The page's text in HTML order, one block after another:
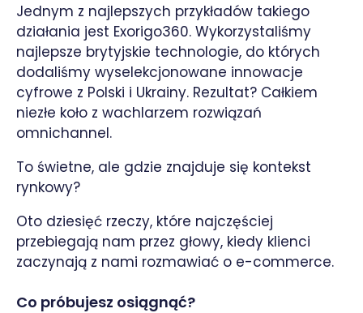
Jednym z najlepszych przykładów takiego
działania jest Exorigo360. Wykorzystaliśmy
najlepsze brytyjskie technologie, do których
dodaliśmy wyselekcjonowane innowacje
cyfrowe z Polski i Ukrainy. Rezultat? Całkiem
niezłe koło z wachlarzem rozwiązań
omnichannel.
To świetne, ale gdzie znajduje się kontekst
rynkowy?
Oto dziesięć rzeczy, które najczęściej
przebiegają nam przez głowy, kiedy klienci
zaczynają z nami rozmawiać o e-commerce.
Co próbujesz osiągnąć?